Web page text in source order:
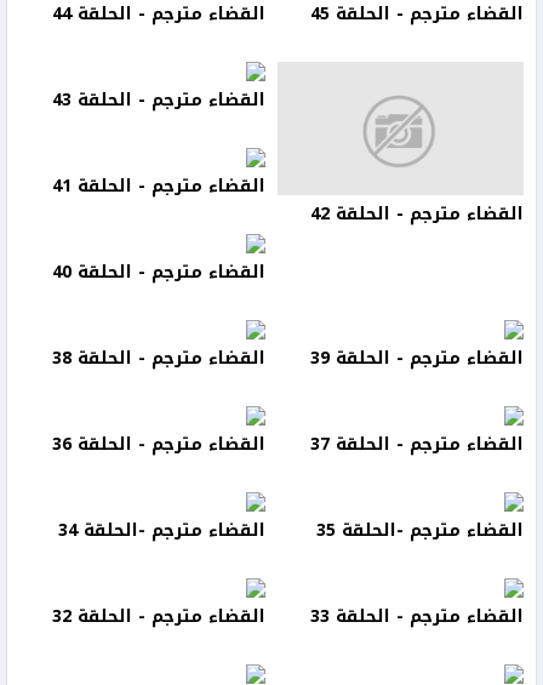
القضاء مترجم - الحلقة 45 القضاء مترجم - الحلقة 44
القضاء مترجم - الحلقة 42
القضاء مترجم - الحلقة 43
القضاء مترجم - الحلقة 41
القضاء مترجم - الحلقة 40
القضاء مترجم - الحلقة 39 القضاء مترجم - الحلقة 38
القضاء مترجم - الحلقة 37 القضاء مترجم - الحلقة 36
القضاء مترجم -الحلقة 35 القضاء مترجم -الحلقة 34
القضاء مترجم - الحلقة 33 القضاء مترجم - الحلقة 32